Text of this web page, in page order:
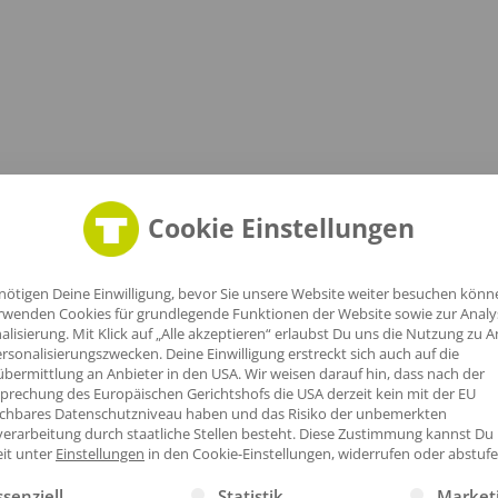
geeignet
zertifizierte Baumwolle|Oeko-Tex
Cookie Einstellungen
Deine Einwilligung, bevor Sie unsere Website weiter besuchen
Cookies für grundlegende Funktionen der Website sowie zur
Mit Klick auf „Alle akzeptieren“ erlaubst Du uns die Nutzung zu
Deine Einwilligung erstreckt sich auch auf die
an Anbieter in den USA. Wir weisen darauf hin, dass nach der
des Europäischen Gerichtshofs die USA derzeit kein mit der EU
Datenschutzniveau haben und das Risiko der unbemerkten
durch staatliche Stellen besteht. Diese Zustimmung kannst Du
unter Einstellungen in den Cookie-Einstellungen, widerrufen oder
eine Liste der Service-Gruppen, für die eine Einwilligung